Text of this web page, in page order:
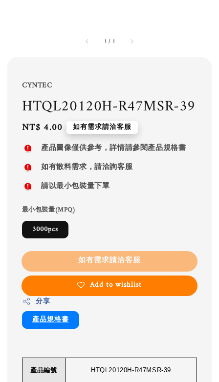
1 / 1
CYNTEC
HTQL20120H-R47MSR-39
Regular
price
NT$ 4.00 如有需求請洽客服
產品圖像僅供參考，詳情請參閱產品規格書
如有散料需求，請洽詢客服
請以最小包裝量下單
最小包裝量(MPQ)
3000pcs
如有需求請洽客服
Add to wishlist
分享
產品規格書
產品編號 HTQL20120H-R47MSR-39